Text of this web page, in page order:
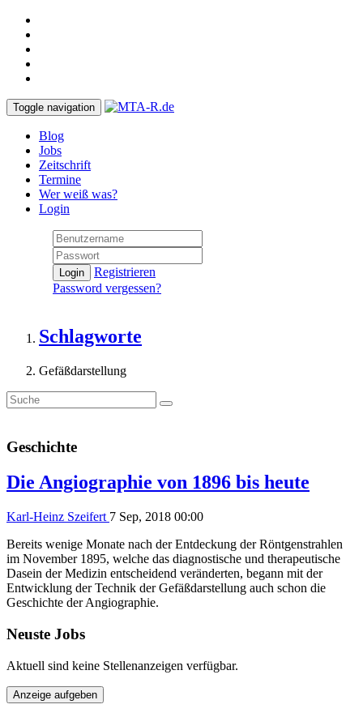
Toggle navigation
Blog
Jobs
Zeitschrift
Termine
Wer weiß was?
Login
Login
Registrieren
Password vergessen?
Schlagworte
Gefäßdarstellung
Geschichte
Die Angiographie von 1896 bis heute
Karl-Heinz Szeifert 7 Sep, 2018 00:00
Bereits wenige Monate nach der Entdeckung der Röntgenstrahlen
im November 1895, welche das diagnostische und therapeutische
Dasein der Medizin entscheidend veränderten, begann mit der
Entwicklung der Technik der Gefäßdarstellung auch schon die
Geschichte der Angiographie.
Neuste Jobs
Aktuell sind keine Stellenanzeigen verfügbar.
Anzeige aufgeben